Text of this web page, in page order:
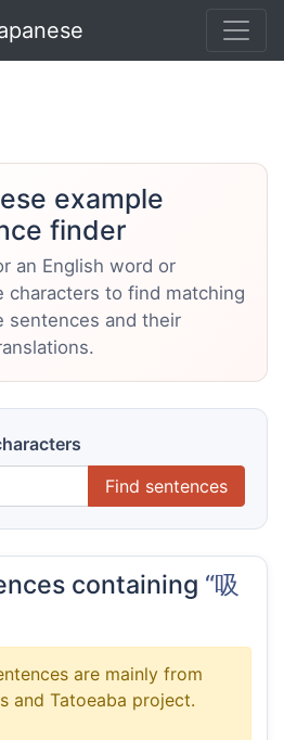
example
finder
an English word or
characters to find matching
sentences and their
Find sentences
containing “吸
are mainly from
and Tatoeaba project.